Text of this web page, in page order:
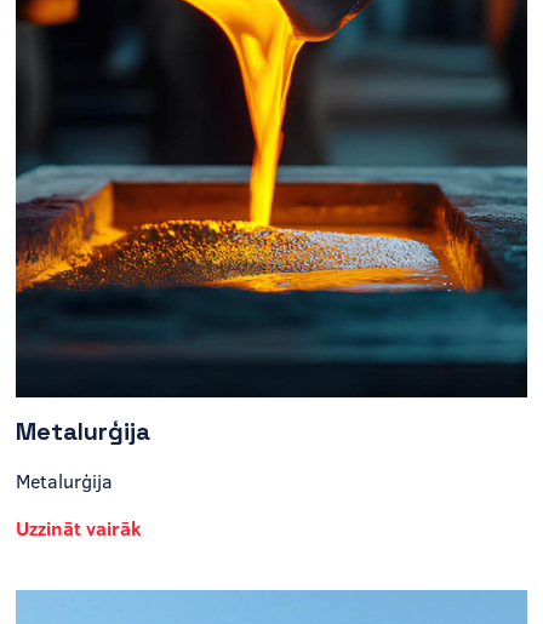
Metalurģija
Metalurģija
Uzzināt vairāk